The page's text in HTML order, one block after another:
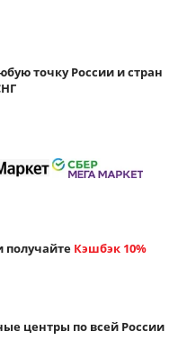
точку России и стран
получайте Кэшбэк 10%
центры по всей России